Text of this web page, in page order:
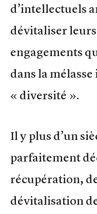
d’intellectuels
dévitaliser
engagements
dans la
« diversité ».
Il y plus d’un
parfaitement
récupération,
dévitalisation